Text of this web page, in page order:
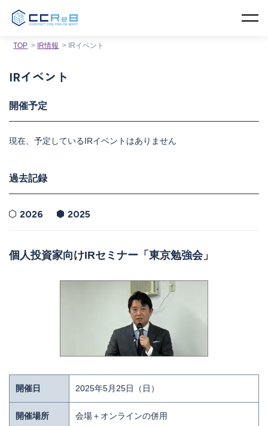
TOP IR情報 IRイベント
IRイベント
開催予定
現在、予定しているIRイベントはありません
過去記録
2026 2025
個人投資家向けIRセミナー「東京勉強会」
開催日 2025年5月25日（日）
開催場所 会場＋オンラインの併用